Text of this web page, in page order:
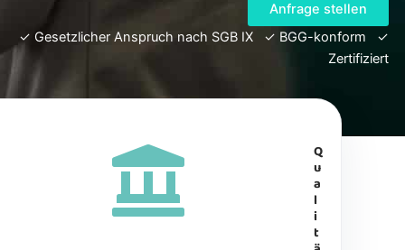
Anfrage stellen
✓ Gesetzlicher Anspruch nach SGB IX ✓ BGG-konform
✓
Zertifiziert
Q
u
a
l
i
t